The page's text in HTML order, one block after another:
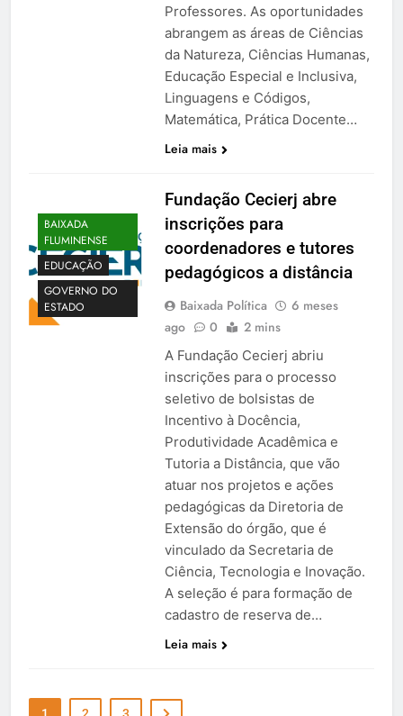
Professores. As oportunidades
abrangem as áreas de Ciências
da Natureza, Ciências Humanas,
Educação Especial e Inclusiva,
Linguagens e Códigos,
Matemática, Prática Docente…
Leia mais
BAIXADA
FLUMINENSE
EDUCAÇÃO
GOVERNO DO
ESTADO
Fundação Cecierj abre
inscrições para
coordenadores e tutores
pedagógicos a distância
Baixada Política
6 meses
ago
0 2 mins
A Fundação Cecierj abriu
inscrições para o processo
seletivo de bolsistas de
Incentivo à Docência,
Produtividade Acadêmica e
Tutoria a Distância, que vão
atuar nos projetos e ações
pedagógicas da Diretoria de
Extensão do órgão, que é
vinculado da Secretaria de
Ciência, Tecnologia e Inovação.
A seleção é para formação de
cadastro de reserva de…
Leia mais